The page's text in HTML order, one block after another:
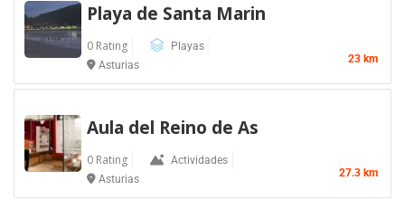
Playa de Santa Marin
0 Rating
Playas
Asturias
23 km
Aula del Reino de As
0 Rating
Actividades
Asturias
27.3 km